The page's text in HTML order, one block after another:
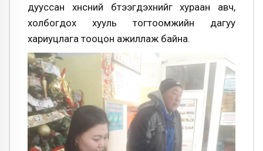
дууссан хүнсний бүтээгдэхүүнийг хураан авч,
холбогдох хууль тогтоомжийн дагуу
хариуцлага тооцон ажиллаж байна.